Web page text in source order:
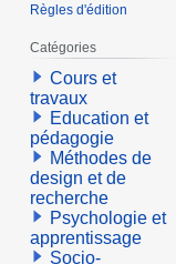
Règles d'édition
Catégories
Cours et
travaux
Education et
pédagogie
Méthodes de
design et de
recherche
Psychologie et
apprentissage
Socio-